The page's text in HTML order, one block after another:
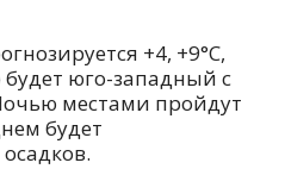
+4, +9°C,
будет юго-западный с
местами пройдут
будет